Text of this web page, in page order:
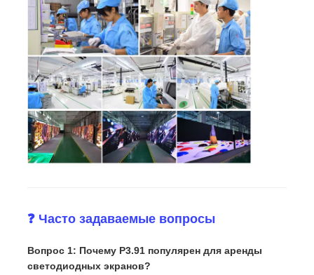
❓ Часто задаваемые вопросы
Вопрос 1: Почему P3.91 популярен для аренды
светодиодных экранов?